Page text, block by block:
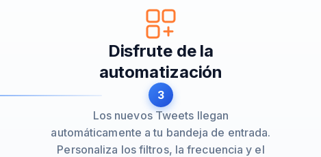
Disfrute de la
automatización
3
Los nuevos Tweets llegan
automáticamente a tu bandeja de entrada.
Personaliza los filtros, la frecuencia y el